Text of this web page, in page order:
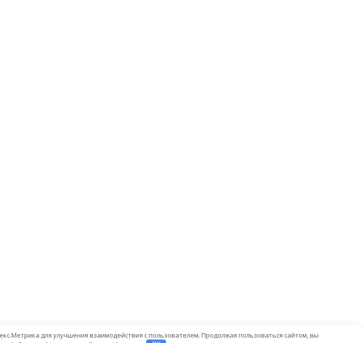
для улучшения взаимодействия с пользователем. Продолжая пользоваться сайтом, вы